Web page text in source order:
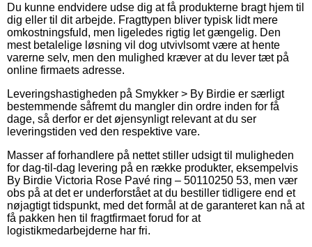
Du kunne endvidere udse dig at få produkterne bragt hjem til
dig eller til dit arbejde. Fragttypen bliver typisk lidt mere
omkostningsfuld, men ligeledes rigtig let gængelig. Den
mest betalelige løsning vil dog utvivlsomt være at hente
varerne selv, men den mulighed kræver at du lever tæt på
online firmaets adresse.
Leveringshastigheden på Smykker > By Birdie er særligt
bestemmende såfremt du mangler din ordre inden for få
dage, så derfor er det øjensynligt relevant at du ser
leveringstiden ved den respektive vare.
Masser af forhandlere på nettet stiller udsigt til muligheden
for dag-til-dag levering på en række produkter, eksempelvis
By Birdie Victoria Rose Pavé ring – 50110250 53, men vær
obs på at det er underforstået at du bestiller tidligere end et
nøjagtigt tidspunkt, med det formål at de garanteret kan nå at
få pakken hen til fragtfirmaet forud for at
logistikmedarbejderne har fri.